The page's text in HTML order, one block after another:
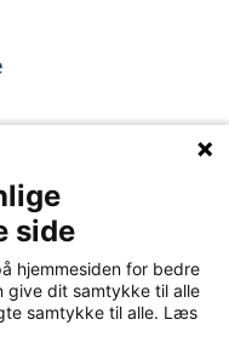
selskab
side
hjemmesiden for bedre
give dit samtykke til alle
samtykke til alle. Læs